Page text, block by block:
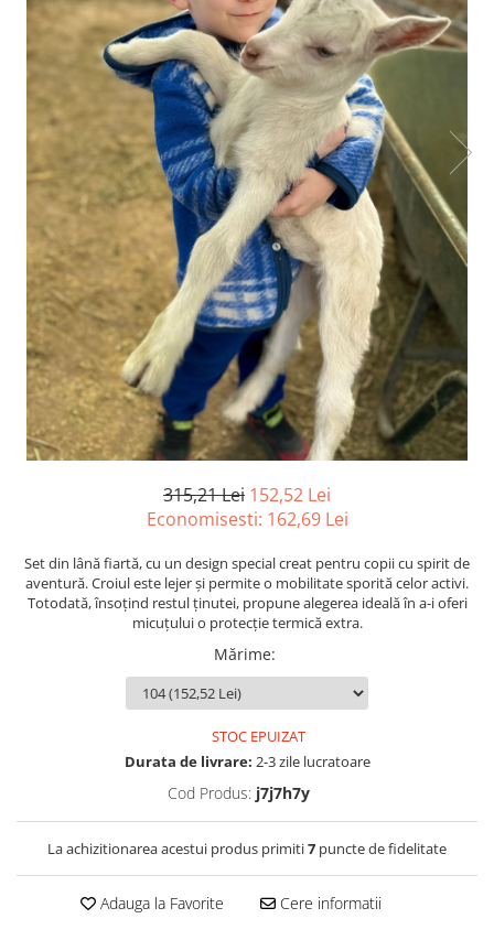
315,21 Lei 152,52 Lei
Economisesti: 162,69 Lei
Set din lână fiartă, cu un design special creat pentru copii cu spirit de
aventură. Croiul este lejer și permite o mobilitate sporită celor activi.
Totodată, însoțind restul ținutei, propune alegerea ideală în a-i oferi
micuțului o protecție termică extra.
Mărime:
STOC EPUIZAT
Durata de livrare: 2-3 zile lucratoare
Cod Produs: j7j7h7y
La achizitionarea acestui produs primiti7 puncte de fidelitate
Adauga la Favorite Cere informatii